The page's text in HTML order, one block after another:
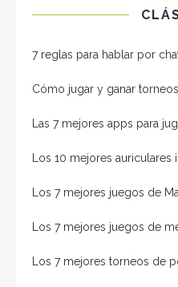
7 reglas para hablar por
Cómo jugar y ganar
Las 7 mejores apps para
Los 10 mejores auriculares
Los 7 mejores juegos de
Los 7 mejores juegos de
Los 7 mejores torneos de